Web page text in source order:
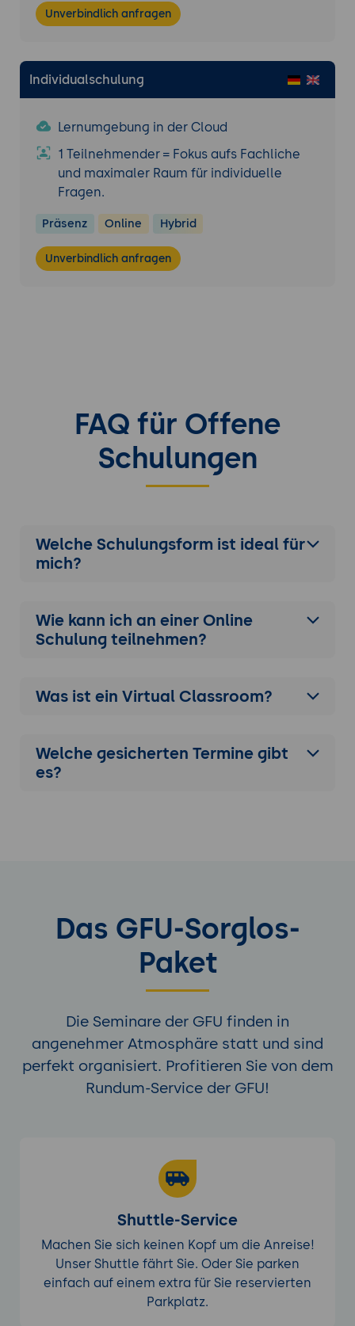
Unverbindlich anfragen
Individualschulung
Lernumgebung in der Cloud
1 Teilnehmender = Fokus aufs Fachliche
und maximaler Raum für individuelle
Fragen.
Präsenz Online Hybrid
Unverbindlich anfragen
FAQ für Offene
Schulungen
Welche Schulungsform ist ideal für
mich?
Wie kann ich an einer Online
Schulung teilnehmen?
Was ist ein Virtual Classroom?
Welche gesicherten Termine gibt
es?
Das GFU-Sorglos-
Paket
Die Seminare der GFU finden in
angenehmer Atmosphäre statt und sind
perfekt organisiert. Profitieren Sie von dem
Rundum-Service der GFU!
Shuttle-Service
Machen Sie sich keinen Kopf um die Anreise!
Unser Shuttle fährt Sie. Oder Sie parken
einfach auf einem extra für Sie reservierten
Parkplatz.